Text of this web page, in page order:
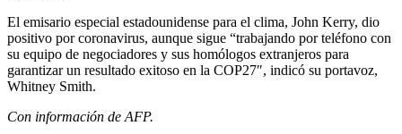
El emisario especial estadounidense para el clima, John Kerry, dio
positivo por coronavirus, aunque sigue “trabajando por teléfono con
su equipo de negociadores y sus homólogos extranjeros para
garantizar un resultado exitoso en la COP27″, indicó su portavoz,
Whitney Smith.
Con información de AFP.